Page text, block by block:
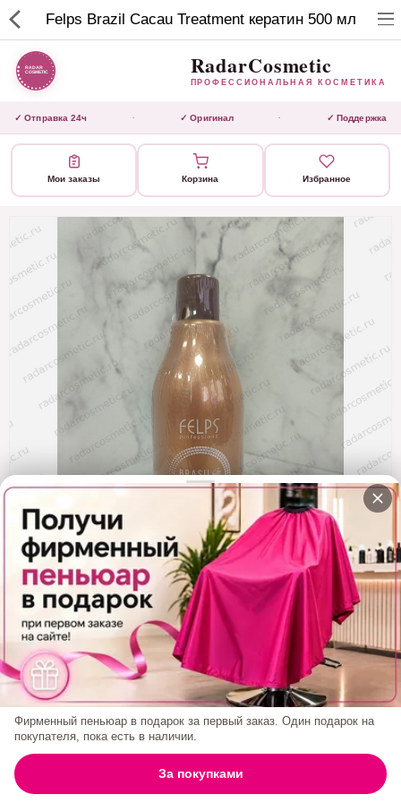
RadarCosmetic
КОСМЕТИКА
✕
Активаторы
Ботокс
ВЫТЯЖКИ
Домашний уход
Завершающие маски
Инструмент
Кератин
Нанопластика
Ещё категории
✓ Отправка 24ч · ✓ Оригинал ✓ Поддержка
ГЛАВНАЯ ПОИСК КОРЗИНА АККАУНТ
Felps Brazil Cacau Treatment кератин 500 мл
RadarCosmetic
ПРОФЕССИОНАЛЬНАЯ КОСМЕТИКА
✓ Отправка 24ч · ✓ Оригинал · ✓ Поддержка
Мои заказы Корзина Избранное
Felps Brazil Cacau Treatment Кератин 500 Мл
Код товара:1631
4 000₽
БРЕНД: FELPS
Фирменный пеньюар в подарок за первый заказ. Один подарок на
покупателя, пока есть в наличии.
За покупками